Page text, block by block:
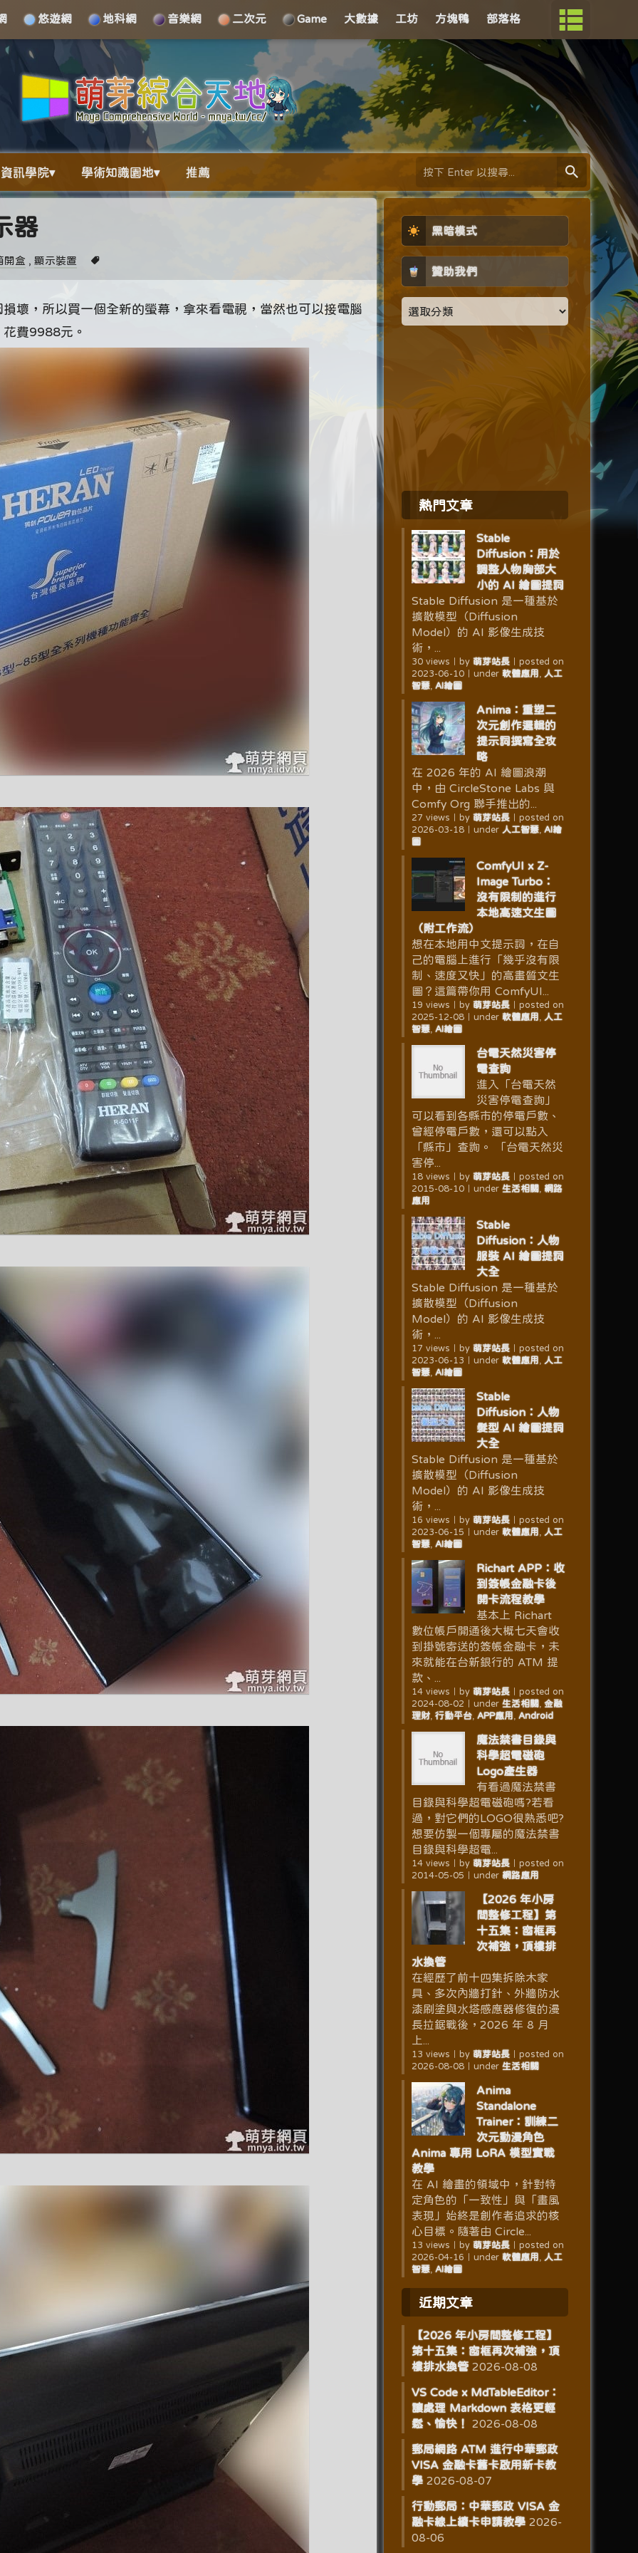
悠遊網 地科網 音樂網 二次元 Game 大數據 工坊 方塊鴨 部落格
訊學院▾ 學術知識園地▾ 推薦
器
開盒 ,顯示裝置
壞，所以買一個全新的螢幕，拿來看電視，當然也可以接電腦
費9988元。
黑暗模式
贊助我們
熱門文章
Stable
Diffusion：用於
調整人物胸部大
小的 AI 繪圖提詞
Stable Diffusion 是一種基於
擴散模型（Diffusion
Model）的 AI 影像生成技
術，...
30 views by 萌芽站長｜ posted on
2023-06-10｜ under 軟體應用
人工
智慧, AI繪圖
Anima：重塑二
次元創作邏輯的
提示詞撰寫全攻
略
在 2026 年的 AI 繪圖浪潮
中，由 CircleStone Labs 與
Comfy Org 聯手推出的...
27 views by 萌芽站長｜ posted on
2026-03-18｜ under 人工智慧, AI繪
圖
ComfyUI x Z-
Image Turbo：
沒有限制的進行
本地高速文生圖
（附工作流）
想在本地用中文提示詞，在自
己的電腦上進行「幾乎沒有限
制、速度又快」的高畫質文生
圖？這篇帶你用 ComfyUI...
19 views by 萌芽站長｜ posted on
2025-12-08｜ under 軟體應用
人工
智慧, AI繪圖
台電天然災害停
電查詢
進入「台電天然
災害停電查詢」
可以看到各縣市的停電戶數、
曾經停電戶數，還可以點入
「縣市」查詢。 「台電天然災
害停...
18 views by 萌芽站長｜ posted on
2015-08-10｜ under 生活相關
網路
應用
Stable
Diffusion：人物
服裝 AI 繪圖提詞
大全
Stable Diffusion 是一種基於
擴散模型（Diffusion
Model）的 AI 影像生成技
術，...
17 views by 萌芽站長｜ posted on
2023-06-13
under 軟體應用
人工
智慧, AI繪圖
Stable
Diffusion：人物
髮型 AI 繪圖提詞
大全
Stable Diffusion 是一種基於
擴散模型（Diffusion
Model）的 AI 影像生成技
術，...
16 views by 萌芽站長｜ posted on
2023-06-15
under 軟體應用
人工
智慧, AI繪圖
Richart APP：收
到簽帳金融卡後
開卡流程教學
基本上 Richart
數位帳戶開通後大概七天會收
到掛號寄送的簽帳金融卡，未
來就能在台新銀行的 ATM 提
款、...
14 views by 萌芽站長｜ posted on
2024-08-02
under 生活相關
金融
理財, 行動平台, APP應用 Android
魔法禁書目錄與
科學超電磁砲
Logo產生器
有看過魔法禁書
目錄與科學超電磁砲嗎?若看
過，對它們的LOGO很熟悉吧?
想要仿製一個專屬的魔法禁書
目錄與科學超電...
14 views by 萌芽站長｜ posted on
2014-05-05
under 網路應用
【2026 年小房
間整修工程】第
十五集：窗框再
次補強，頂樓排
水換管
在經歷了前十四集拆除木家
具、多次內牆打針、外牆防水
漆刷塗與水塔感應器修復的漫
長拉鋸戰後，2026 年 8 月
上...
13 views by 萌芽站長｜ posted on
2026-08-08｜ under 生活相關
Anima
Standalone
Trainer：訓練二
次元動漫角色
Anima 專用 LoRA 模型實戰
教學
在 AI 繪畫的領域中，針對特
定角色的「一致性」與「畫風
表現」始終是創作者追求的核
心目標。隨著由 Circle...
13 views by 萌芽站長｜ posted on
2026-04-16
under 軟體應用
人工
智慧, AI繪圖
近期文章
【2026 年小房間整修工程】
第十五集：窗框再次補強，頂
樓排水換管 2026-08-08
VS Code x MdTableEditor：
讓處理 Markdown 表格更輕
鬆、愉快！
2026-08-08
郵局網路 ATM 進行中華郵政
VISA 金融卡舊卡啟用新卡教
學 2026-08-07
行動郵局：中華郵政 VISA 金
融卡線上續卡申請教學 2026-
08-06